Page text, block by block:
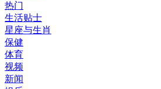
热门
生活贴士
星座与生肖
保健
体育
视频
新闻